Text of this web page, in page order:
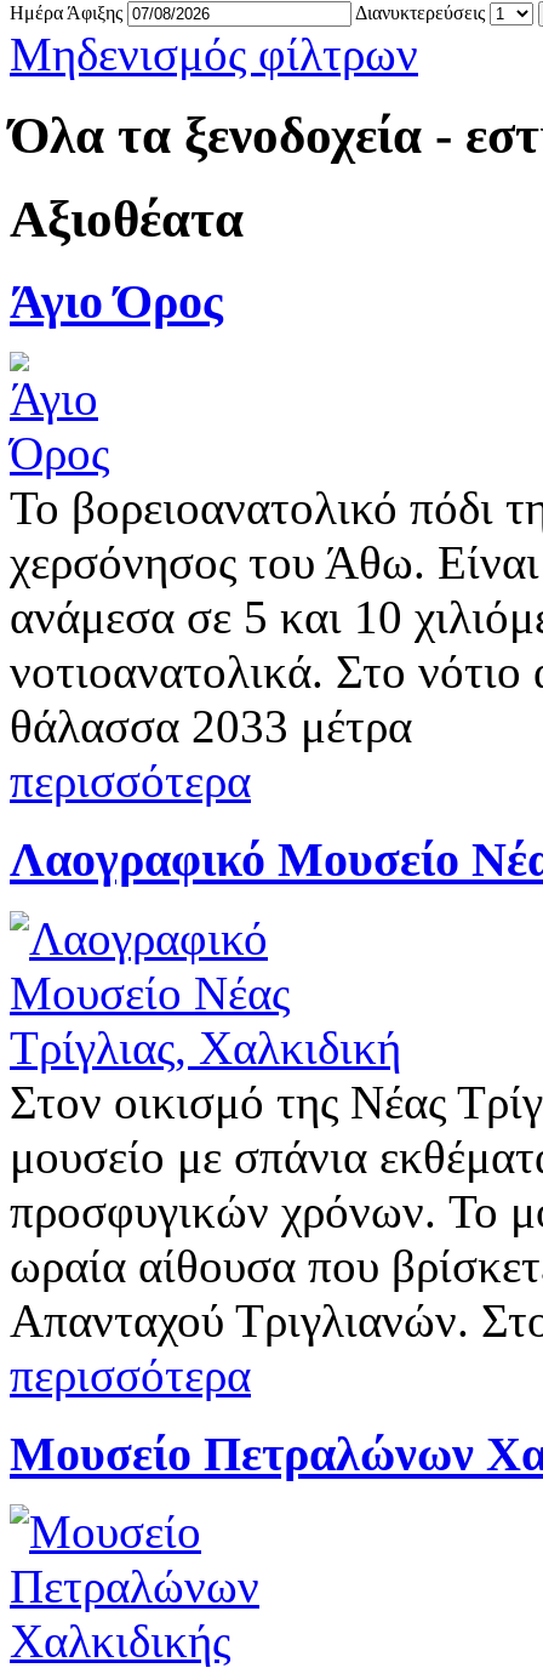
Ημέρα Άφιξης Διανυκτερεύσεις
Μηδενισμός φίλτρων
Όλα τα ξενοδοχεία -
Αξιοθέατα
Άγιο Όρος
Το βορειοανατολικό πόδι
χερσόνησος του Άθω.
ανάμεσα σε 5 και 10
νοτιοανατολικά. Στο
θάλασσα 2033 μέτρα
περισσότερα
Λαογραφικό Μουσείο
Στον οικισμό της Νέας
μουσείο με σπάνια
προσφυγικών χρόνων. Το
ωραία αίθουσα που
Απανταχού Τριγλιανών.
περισσότερα
Μουσείο Πετραλώνων